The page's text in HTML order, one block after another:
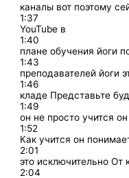
каналы вот поэтому
1:37
YouTube в
1:40
плане обучения йоги
1:43
преподавателей йоги
1:46
кладе Представьте
1:49
он не просто учится
1:52
Как учится он
2:01
это исключительно От
2:04